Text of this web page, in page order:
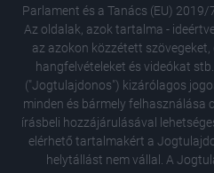
Parlament és a Tanács (EU)
Az oldalak, azok tartalma -
az azokon közzétett
hangfelvételeket és videókat
("Jogtulajdonos") kizárólagos
minden és bármely felhasználása
írásbeli hozzájárulásával
elérhető tartalmakért a
helytállást nem vállal. A